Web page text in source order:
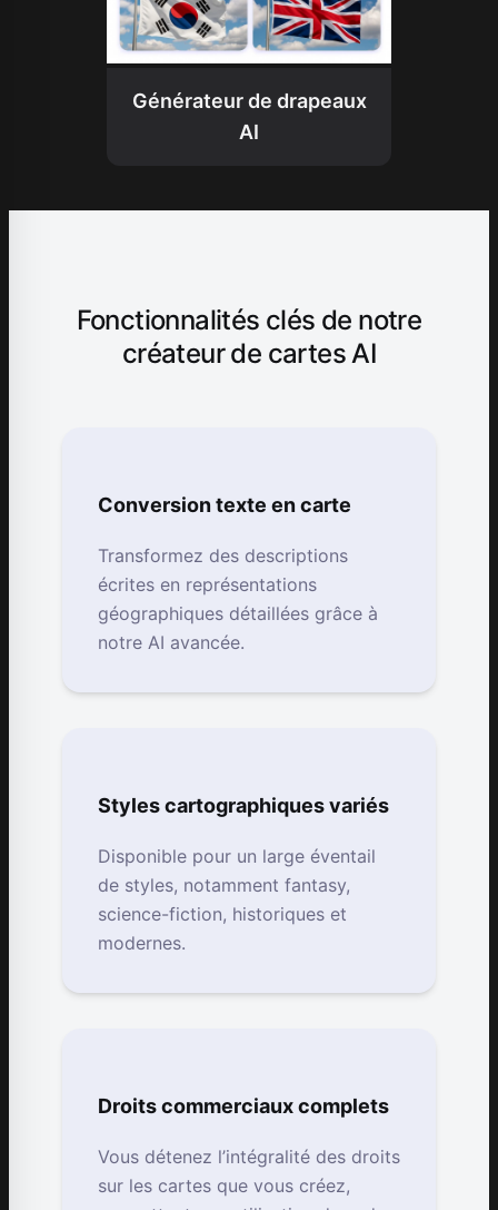
Générateur de drapeaux
AI
Fonctionnalités clés de notre
créateur de cartes AI
Conversion texte en carte
Transformez des descriptions
écrites en représentations
géographiques détaillées grâce à
notre AI avancée.
Styles cartographiques variés
Disponible pour un large éventail
de styles, notamment fantasy,
science-fiction, historiques et
modernes.
Droits commerciaux complets
Vous détenez l’intégralité des droits
sur les cartes que vous créez,